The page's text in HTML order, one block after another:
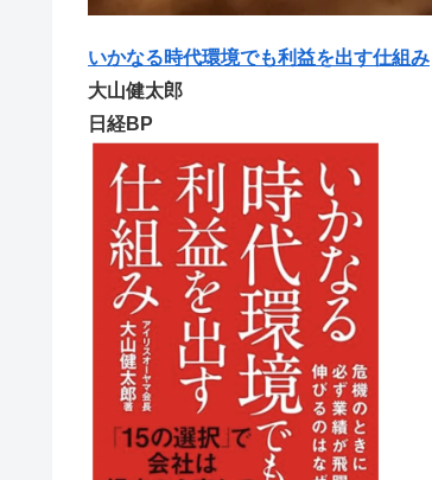
いかなる時代環境でも利益を出す仕組み
大山健太郎
日経BP